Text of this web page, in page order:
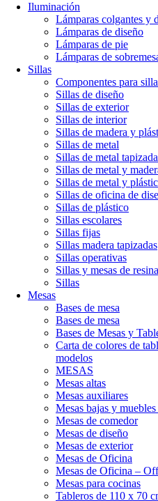
Iluminación
Lámparas colgantes y
Lámparas de diseño
Lámparas de pie
Lámparas de
Sillas
Componentes para
Sillas de diseño
Sillas de exterior
Sillas de interior
Sillas de madera y
Sillas de metal
Sillas de metal
Sillas de metal y
Sillas de metal y
Sillas de oficina de
Sillas de plástico
Sillas escolares
Sillas fijas
Sillas madera tapizadas
Sillas operativas
Sillas y mesas de resina
Sillas
Mesas
Bases de mesa
Bases de mesa
Bases de Mesas y
Carta de colores de
modelos
MESAS
Mesas altas
Mesas auxiliares
Mesas bajas y
Mesas de comedor
Mesas de diseño
Mesas de exterior
Mesas de Oficina
Mesas de Oficina –
Mesas para cocinas
Tableros de 110 x 70